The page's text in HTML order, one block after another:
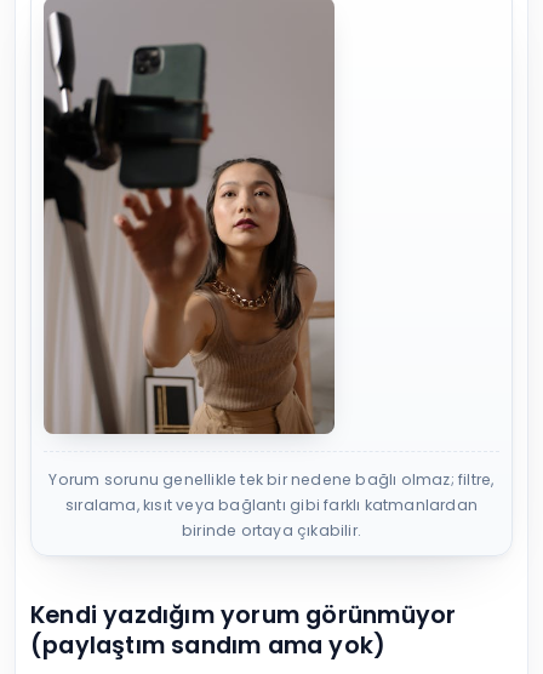
Yorum sorunu genellikle tek bir nedene bağlı olmaz; filtre,
sıralama, kısıt veya bağlantı gibi farklı katmanlardan
birinde ortaya çıkabilir.
Kendi yazdığım yorum görünmüyor
(paylaştım sandım ama yok)